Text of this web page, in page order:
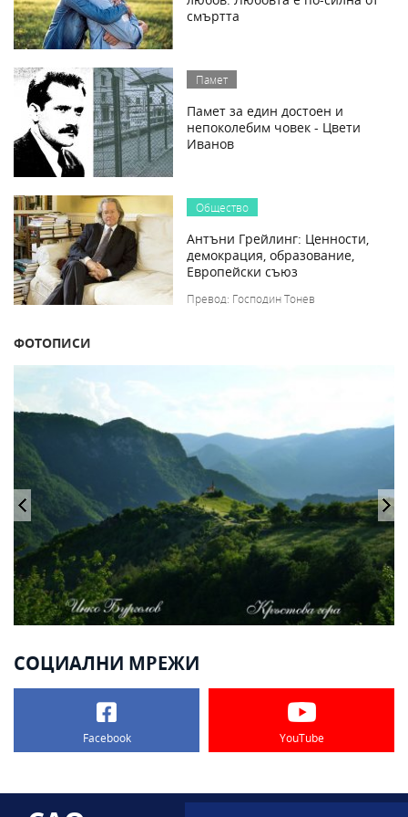
смъртта
Памет
Памет за един достоен и
непоколебим човек - Цвети
Иванов
Общество
Антъни Грейлинг: Ценности,
демокрация, образование,
Европейски съюз
Превод: Господин Тонев
ФОТОПИСИ
СОЦИАЛНИ МРЕЖИ
Facebook YouTube